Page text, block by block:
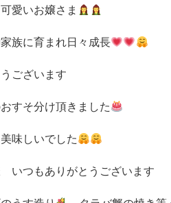
愛いお嬢さま
族に育まれ日々成長
ございます
すそ分け頂きました
味しいでした
いつもありがとうございます